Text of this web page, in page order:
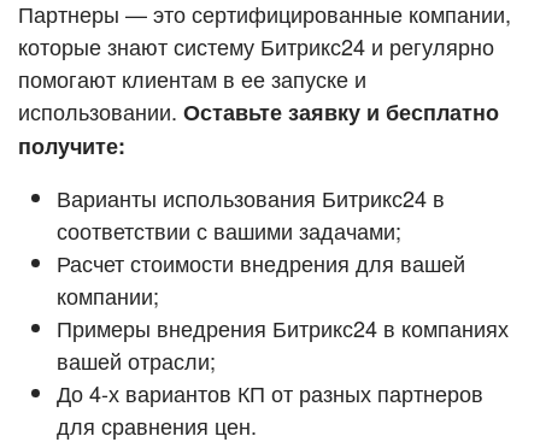
ВХОД
ВХОД
Смотреть видеокейсы
Партнеры — это сертифицированные компании,
которые знают систему Битрикс24 и регулярно
помогают клиентам в ее запуске и
использовании. Оставьте заявку и бесплатно
получите:
Варианты использования Битрикс24 в
соответствии с вашими задачами;
Расчет стоимости внедрения для вашей
компании;
Примеры внедрения Битрикс24 в компаниях
вашей отрасли;
До 4-х вариантов КП от разных партнеров
для сравнения цен.